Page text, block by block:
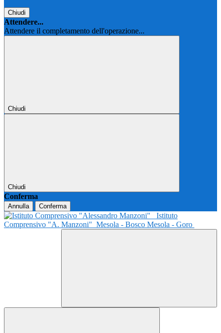
Chiudi
Attendere...
Attendere il completamento dell'operazione...
Chiudi
Chiudi
Conferma
Annulla Conferma
Istituto
Comprensivo "A. Manzoni" Mesola - Bosco Mesola - Goro